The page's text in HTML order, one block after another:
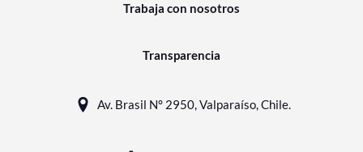
Trabaja con nosotros
Transparencia
Av. Brasil N° 2950, Valparaíso, Chile.